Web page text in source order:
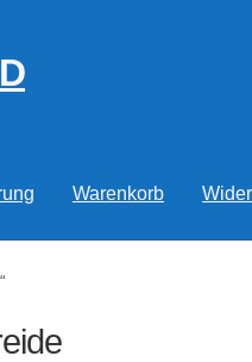
Warenkorb